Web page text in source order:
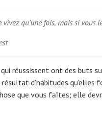
vivez qu’une fois, mais si
qui réussissent ont des
d’habitudes qu’elles
que vous faîtes; elle